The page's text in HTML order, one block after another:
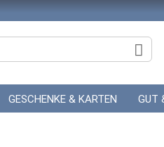
GESCHENKE & KARTEN GUT